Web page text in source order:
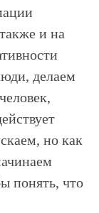
и на
делаем
но как
понять, что